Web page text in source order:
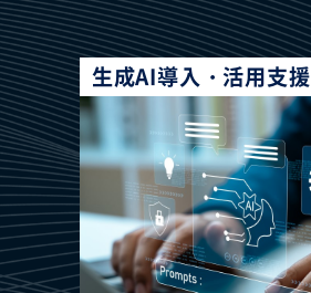
生成AI導入・活用支援